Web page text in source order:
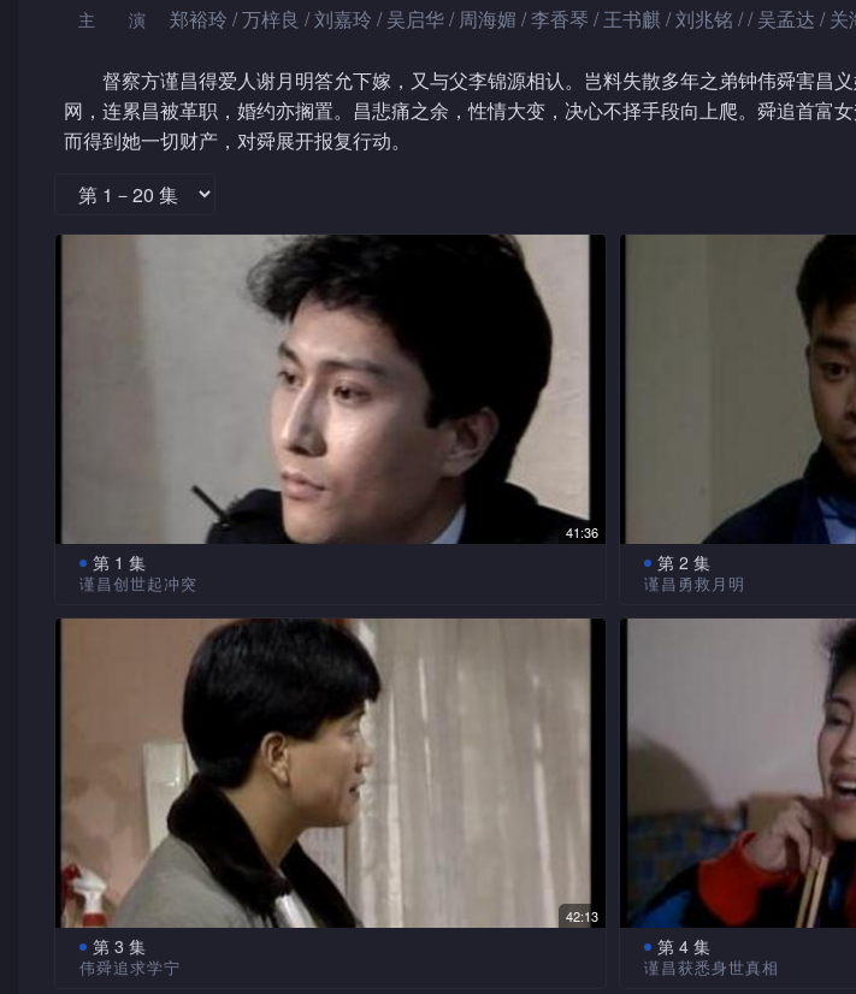
主演 郑裕玲 / 万梓良 / 刘嘉玲 / 吴启华 / 周海媚 / 李香琴 / 王书麒 / 刘兆铭 / / 吴孟达 /
督察方谨昌得爱人谢月明答允下嫁，又与父李锦源相认。岂料失散多年之弟钟伟舜害昌
网，连累昌被革职，婚约亦搁置。昌悲痛之余，性情大变，决心不择手段向上爬。舜追首富
而得到她一切财产，对舜展开报复行动。
41:36
第 1 集
谨昌创世起冲突
廿多年来，谨昌一直备受养母伍淑梅爱护如同己出，而淑梅早
年丧夫，遗下儿子学斌、学仁与女学宁，迫于独力支撑整个家庭，
生活刻苦，同时为免影响子女间感情，未将其身世告知谨昌。
谨昌为人忠厚而富责任感，对家人豪不吝啬，不惜牺牲就业与
结婚机会，中三肄业后，即投身警界，以负担家庭重担。由于他一
直劝奋搏杀，身经百战，卒被提升为军装沙展。
仁、斌非但不体谅其兄生活苦况，反而常常借谨昌的弱点揾其
著数，著他主力供一层居屋。谨昌明知而仍不计较，令其女友阿娥
大受生气。
谨昌等因装修问题与邻居谢家发生争执，继而大打出手。刚巧
谢创世亦为警界中人，与谨昌互恃权势控告对方，幸得梅从中调
停，风波始告平息。
第 2 集
谨昌勇救月明
谢家对月明此不速之客
车。怎料当月明无奈只身
大肆施暴。刚巧谨昌至，
谨昌与月明留院时，彼
等对谨昌仍存偏见，不时对
富家子钟伟舜自幼深受
慢不可一世的性格。留学
父食品厂大展拳脚。
美屏为巩固亲子伟舜的
形成其性格乖张任性，不能
令他对继承父业野心不大。
42:13
第 3 集
伟舜追求学宁
第 4 集
谨昌获悉身世真相